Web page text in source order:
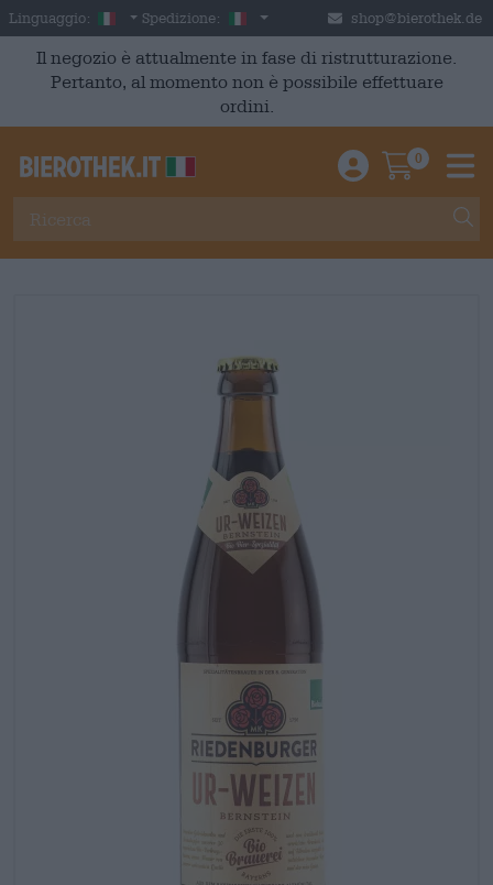
Skip to main content
Linguaggio: Italian
Spedizione: Italia shop@bierothek.de
Il negozio è attualmente in fase di ristrutturazione.
Pertanto, al momento non è possibile effettuare
ordini.
Einloggen /
0